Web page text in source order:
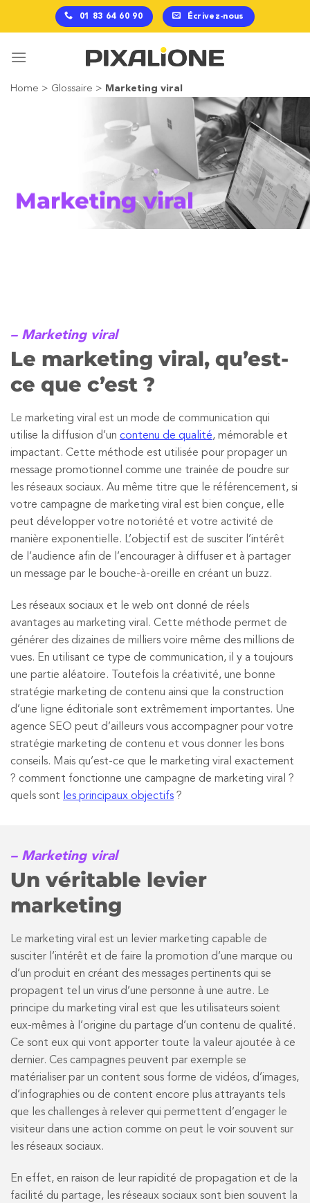
01 83 64 60 90 Écrivez-nous
Home > Glossaire > Marketing viral
Marketing viral
– Marketing viral
Le marketing viral, qu’est-
ce que c’est ?
Le marketing viral est un mode de communication qui
utilise la diffusion d’un contenu de qualité, mémorable et
impactant. Cette méthode est utilisée pour propager un
message promotionnel comme une trainée de poudre sur
les réseaux sociaux. Au même titre que le référencement, si
votre campagne de marketing viral est bien conçue, elle
peut développer votre notoriété et votre activité de
manière exponentielle. L’objectif est de susciter l’intérêt
de l’audience afin de l’encourager à diffuser et à partager
un message par le bouche-à-oreille en créant un buzz.
Les réseaux sociaux et le web ont donné de réels
avantages au marketing viral. Cette méthode permet de
générer des dizaines de milliers voire même des millions de
vues. En utilisant ce type de communication, il y a toujours
une partie aléatoire. Toutefois la créativité, une bonne
stratégie marketing de contenu ainsi que la construction
d’une ligne éditoriale sont extrêmement importantes. Une
agence SEO peut d’ailleurs vous accompagner pour votre
stratégie marketing de contenu et vous donner les bons
conseils. Mais qu’est-ce que le marketing viral exactement
? comment fonctionne une campagne de marketing viral ?
quels sont les principaux objectifs ?
– Marketing viral
Un véritable levier
marketing
Le marketing viral est un levier marketing capable de
susciter l’intérêt et de faire la promotion d’une marque ou
d’un produit en créant des messages pertinents qui se
propagent tel un virus d’une personne à une autre. Le
principe du marketing viral est que les utilisateurs soient
eux-mêmes à l’origine du partage d’un contenu de qualité.
Ce sont eux qui vont apporter toute la valeur ajoutée à ce
dernier. Ces campagnes peuvent par exemple se
matérialiser par un content sous forme de vidéos, d’images,
d’infographies ou de content encore plus attrayants tels
que les challenges à relever qui permettent d’engager le
visiteur dans une action comme on peut le voir souvent sur
les réseaux sociaux.
En effet, en raison de leur rapidité de propagation et de la
facilité du partage, les réseaux sociaux sont bien souvent la